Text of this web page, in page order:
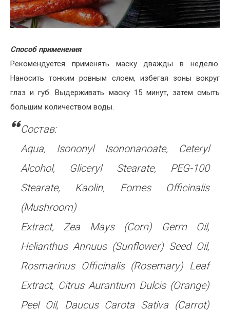
Способ применения.
Рекомендуется применять маску дважды в неделю.
Наносить тонким ровным слоем, избегая зоны вокруг
глаз и губ. Выдерживать маску 15 минут, затем смыть
большим количеством воды.
Состав:
Aqua, Isononyl Isononanoate, Ceteryl
Alcohol, Gliceryl Stearate, PEG-100
Stearate, Kaolin, Fomes Officinalis
(Mushroom)
Extract, Zea Mays (Corn) Germ Oil,
Helianthus Annuus (Sunflower) Seed Oil,
Rosmarinus Officinalis (Rosemary) Leaf
Extract, Citrus Aurantium Dulcis (Orange)
Peel Oil, Daucus Carota Sativa (Carrot)